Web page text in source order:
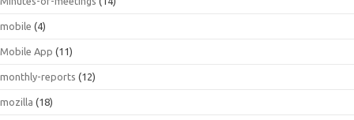
mobile (4)
Mobile App (11)
monthly-reports (12)
mozilla (18)